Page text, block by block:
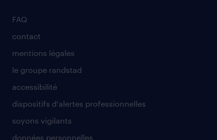
FAQ
contact
mentions légales
le groupe randstad
accessibilité
dispositifs d'alertes professionnelles
soyons vigilants
données personnelles